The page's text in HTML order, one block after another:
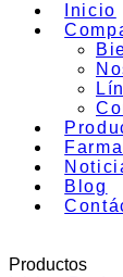
Inicio
Blog
Productos